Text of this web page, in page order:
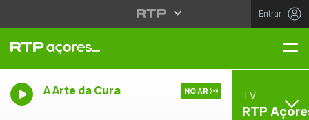
Entrar
A Arte da Cura NO AR TV
RTP